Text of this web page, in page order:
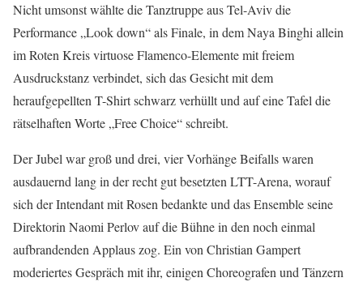
Nicht umsonst wählte die Tanztruppe aus Tel-Aviv die
Performance „Look down“ als Finale, in dem Naya Binghi allein
im Roten Kreis virtuose Flamenco-Elemente mit freiem
Ausdruckstanz verbindet, sich das Gesicht mit dem
heraufgepellten T-Shirt schwarz verhüllt und auf eine Tafel die
rätselhaften Worte „Free Choice“ schreibt.
Der Jubel war groß und drei, vier Vorhänge Beifalls waren
ausdauernd lang in der recht gut besetzten LTT-Arena, worauf
sich der Intendant mit Rosen bedankte und das Ensemble seine
Direktorin Naomi Perlov auf die Bühne in den noch einmal
aufbrandenden Applaus zog. Ein von Christian Gampert
moderiertes Gespräch mit ihr, einigen Choreografen und Tänzern